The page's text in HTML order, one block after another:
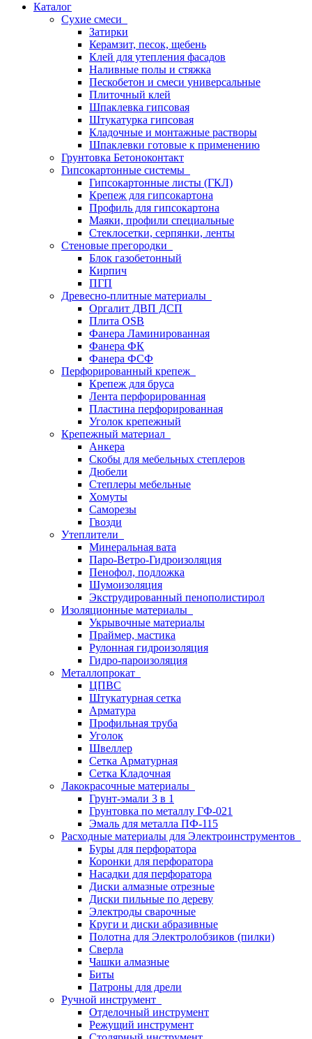
Каталог
Сухие смеси
Затирки
Керамзит, песок, щебень
Клей для утепления фасадов
Наливные полы и стяжка
Пескобетон и смеси универсальные
Плиточный клей
Шпаклевка гипсовая
Штукатурка гипсовая
Кладочные и монтажные растворы
Шпаклевки готовые к применению
Грунтовка Бетоноконтакт
Гипсокартонные системы
Гипсокартонные листы (ГКЛ)
Крепеж для гипсокартона
Профиль для гипсокартона
Маяки, профили специальные
Стеклосетки, серпянки, ленты
Стеновые прегородки
Блок газобетонный
Кирпич
ПГП
Древесно-плитные материалы
Оргалит ДВП ДСП
Плита OSB
Фанера Ламинированная
Фанера ФК
Фанера ФСФ
Перфорированный крепеж
Крепеж для бруса
Лента перфорированная
Пластина перфорированная
Уголок крепежный
Крепежный материал
Анкера
Скобы для мебельных степлеров
Дюбели
Степлеры мебельные
Хомуты
Саморезы
Гвозди
Утеплители
Минеральная вата
Паро-Ветро-Гидроизоляция
Пенофол, подложка
Шумоизоляция
Экструдированный пенополистирол
Изоляционные материалы
Укрывочные материалы
Праймер, мастика
Рулонная гидроизоляция
Гидро-пароизоляция
Металлопрокат
ЦПВС
Штукатурная сетка
Арматура
Профильная труба
Уголок
Швеллер
Сетка Арматурная
Сетка Кладочная
Лакокрасочные материалы
Грунт-эмали 3 в 1
Грунтовка по металлу ГФ-021
Эмаль для металла ПФ-115
Расходные материалы для Электроинструментов
Буры для перфоратора
Коронки для перфоратора
Насадки для перфоратора
Диски алмазные отрезные
Диски пильные по дереву
Электроды сварочные
Круги и диски абразивные
Полотна для Электролобзиков (пилки)
Сверла
Чашки алмазные
Биты
Патроны для дрели
Ручной инструмент
Отделочный инструмент
Режущий инструмент